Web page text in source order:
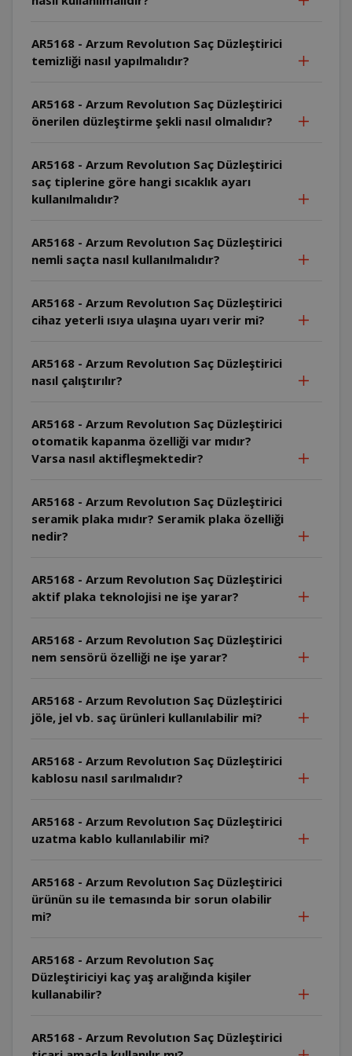
AR5168 - Arzum Revolutıon Saç Düzleştirici
temizliği nasıl yapılmalıdır?
AR5168 - Arzum Revolutıon Saç Düzleştirici
önerilen düzleştirme şekli nasıl olmalıdır?
AR5168 - Arzum Revolutıon Saç Düzleştirici
saç tiplerine göre hangi sıcaklık ayarı
kullanılmalıdır?
AR5168 - Arzum Revolutıon Saç Düzleştirici
nemli saçta nasıl kullanılmalıdır?
AR5168 - Arzum Revolutıon Saç Düzleştirici
cihaz yeterli ısıya ulaşına uyarı verir mi?
AR5168 - Arzum Revolutıon Saç Düzleştirici
nasıl çalıştırılır?
AR5168 - Arzum Revolutıon Saç Düzleştirici
otomatik kapanma özelliği var mıdır?
Varsa nasıl aktifleşmektedir?
AR5168 - Arzum Revolutıon Saç Düzleştirici
seramik plaka mıdır? Seramik plaka özelliği
nedir?
AR5168 - Arzum Revolutıon Saç Düzleştirici
aktif plaka teknolojisi ne işe yarar?
AR5168 - Arzum Revolutıon Saç Düzleştirici
nem sensörü özelliği ne işe yarar?
AR5168 - Arzum Revolutıon Saç Düzleştirici
jöle, jel vb. saç ürünleri kullanılabilir mi?
AR5168 - Arzum Revolutıon Saç Düzleştirici
kablosu nasıl sarılmalıdır?
AR5168 - Arzum Revolutıon Saç Düzleştirici
uzatma kablo kullanılabilir mi?
AR5168 - Arzum Revolutıon Saç Düzleştirici
ürünün su ile temasında bir sorun olabilir
mi?
AR5168 - Arzum Revolutıon Saç
Düzleştiriciyi kaç yaş aralığında kişiler
kullanabilir?
AR5168 - Arzum Revolutıon Saç Düzleştirici